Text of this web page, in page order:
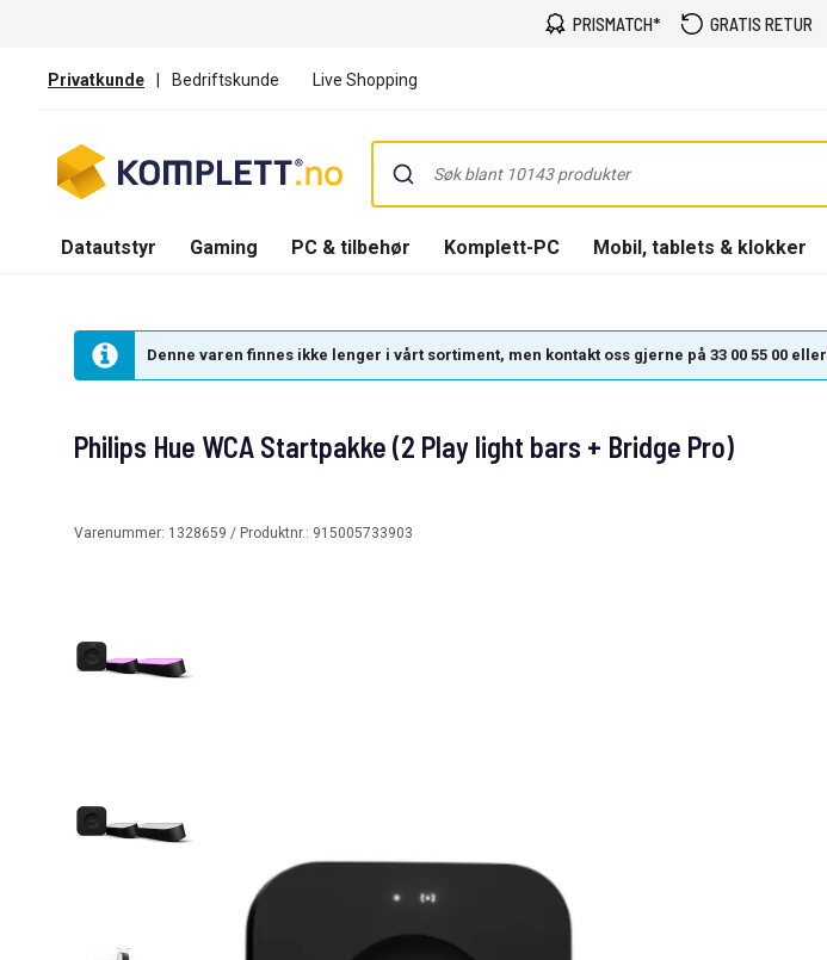
PRISMATCH* GRATIS RETUR
Privatkunde | Bedriftskunde Live Shopping
Datautstyr Gaming PC & tilbehør Komplett-PC Mobil, tablets & klokker
Denne varen finnes ikke lenger i vårt sortiment, men kontakt oss gjerne på 33 00 55 00 eller
Philips Hue WCA Startpakke (2 Play light bars + Bridge Pro)
Varenummer: 1328659 / Produktnr.: 915005733903